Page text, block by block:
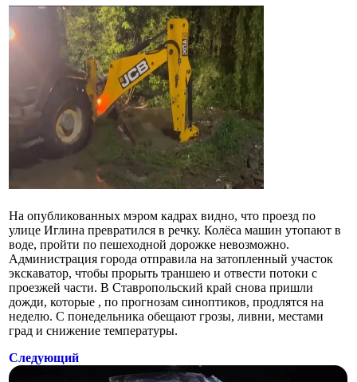
На опубликованных мэром кадрах видно, что проезд по
улице Иглина превратился в речку. Колёса машин утопают в
воде, пройти по пешеходной дорожке невозможно.
Администрация города отправила на затопленный участок
экскаватор, чтобы прорыть траншею и отвести потоки с
проезжей части. В Ставропольский край снова пришли
дожди, которые , по прогнозам синоптиков, продлятся на
неделю. С понедельника обещают грозы, ливни, местами
град и снижение температуры.
Следующий